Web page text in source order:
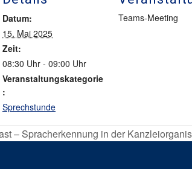
Datum:
15. Mai 2025
Zeit:
08:30 Uhr - 09:00 Uhr
Veranstaltungskategorie
:
Sprechstunde
Teams-Meeting
– Spracherkennung in der